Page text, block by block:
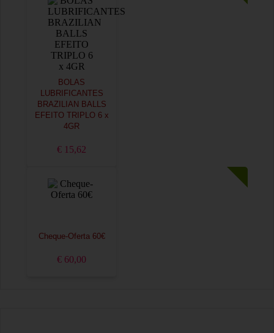
BOLAS
LUBRIFICANTES
BRAZILIAN BALLS
EFEITO TRIPLO 6 x
4GR
€ 15,62
Cheque-Oferta 60€
€ 60,00